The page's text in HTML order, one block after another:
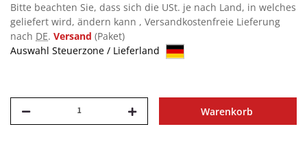
Bitte beachten Sie, dass sich die USt. je nach Land, in welches
geliefert wird, ändern kann , Versandkostenfreie Lieferung
nach DE. Versand (Paket)
Auswahl Steuerzone / Lieferland
Warenkorb